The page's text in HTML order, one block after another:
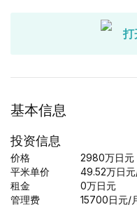
打
基本信息
投资信息
价格 2980万日元
平米单价
49.52万日元
租金
0万日元
管理费
15700日元/